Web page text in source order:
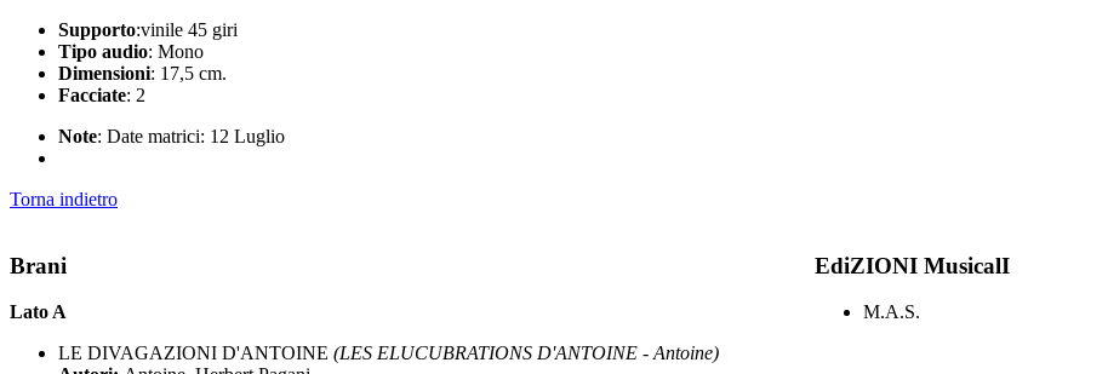
Supporto:vinile 45 giri
Tipo audio: Mono
Dimensioni: 17,5 cm.
Facciate: 2
Note: Date matrici: 12 Luglio
Torna indietro
Brani
Lato A
LE DIVAGAZIONI D'ANTOINE (LES ELUCUBRATIONS D'ANTOINE - Antoine)
EdiZIONI MusicalI
M.A.S.